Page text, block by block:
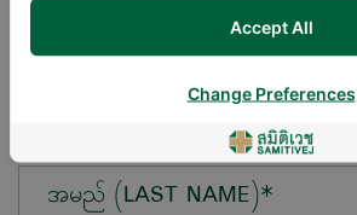
အမည် (FIRST NAME)*
အမည် (LAST NAME)*
Accept All
Change Preferences